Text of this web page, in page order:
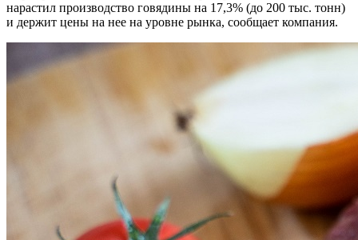
нарастил производство говядины на 17,3% (до 200 тыс. тонн)
и держит цены на нее на уровне рынка, сообщает компания.